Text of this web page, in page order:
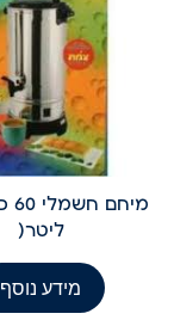
ליטר(
מידע נוסף